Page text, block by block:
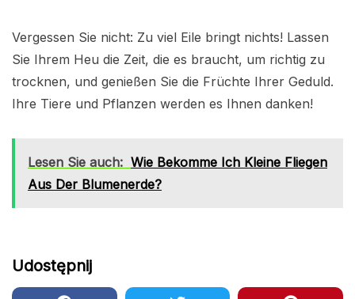
Vergessen Sie nicht: Zu viel Eile bringt nichts! Lassen
Sie Ihrem Heu die Zeit, die es braucht, um richtig zu
trocknen, und genießen Sie die Früchte Ihrer Geduld.
Ihre Tiere und Pflanzen werden es Ihnen danken!
Lesen Sie auch: Wie Bekomme Ich Kleine Fliegen
Aus Der Blumenerde?
Udostępnij